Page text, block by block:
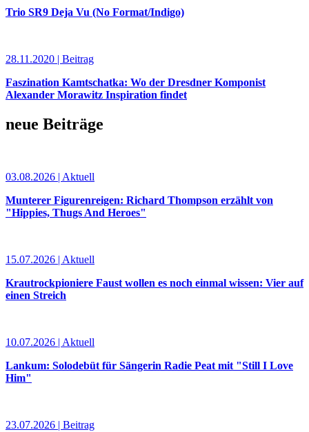
Trio SR9 Deja Vu (No Format/Indigo)
28.11.2020 | Beitrag
Faszination Kamtschatka: Wo der Dresdner Komponist
Alexander Morawitz Inspiration findet
neue Beiträge
03.08.2026 | Aktuell
Munterer Figurenreigen: Richard Thompson erzählt von
"Hippies, Thugs And Heroes"
15.07.2026 | Aktuell
Krautrockpioniere Faust wollen es noch einmal wissen: Vier auf
einen Streich
10.07.2026 | Aktuell
Lankum: Solodebüt für Sängerin Radie Peat mit "Still I Love
Him"
23.07.2026 | Beitrag